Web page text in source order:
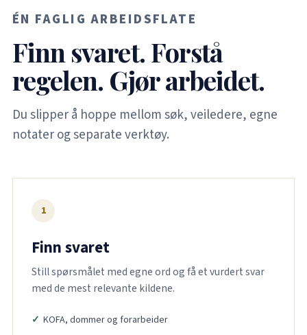
ÉN FAGLIG ARBEIDSFLATE
Finn svaret. Forstå
regelen. Gjør arbeidet.
Du slipper å hoppe mellom søk, veiledere, egne
notater og separate verktøy.
1
Finn svaret
Still spørsmålet med egne ord og få et vurdert svar
med de mest relevante kildene.
KOFA, dommer og forarbeider